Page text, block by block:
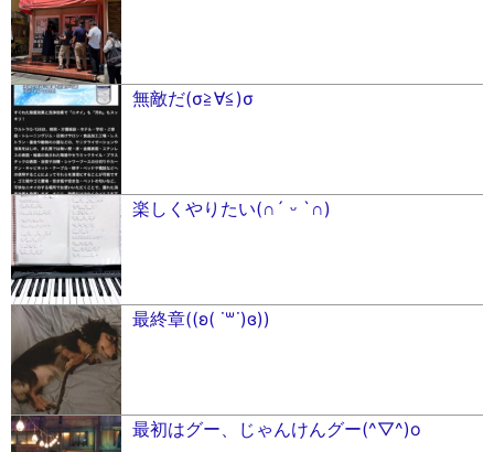
無敵だ(σ≧∀≦)σ
楽しくやりたい(∩´ ᵕ `∩)
最終章((ʚ( ˙꒳​˙)ɞ))
最初はグー、じゃんけんグー(^▽^)o